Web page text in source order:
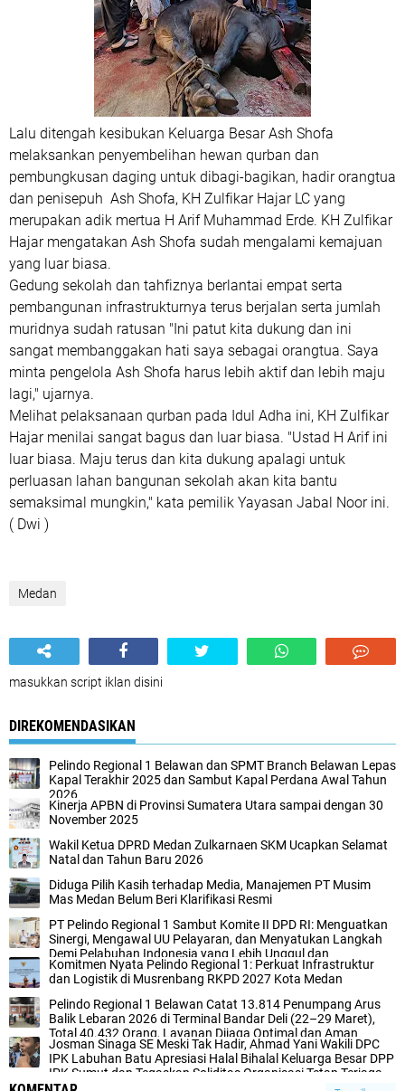
Lalu ditengah kesibukan Keluarga Besar Ash Shofa
melaksankan penyembelihan hewan qurban dan
pembungkusan daging untuk dibagi-bagikan, hadir orangtua
dan penisepuh Ash Shofa, KH Zulfikar Hajar LC yang
merupakan adik mertua H Arif Muhammad Erde. KH Zulfikar
Hajar mengatakan Ash Shofa sudah mengalami kemajuan
yang luar biasa.
Gedung sekolah dan tahfiznya berlantai empat serta
pembangunan infrastrukturnya terus berjalan serta jumlah
muridnya sudah ratusan "Ini patut kita dukung dan ini
sangat membanggakan hati saya sebagai orangtua. Saya
minta pengelola Ash Shofa harus lebih aktif dan lebih maju
lagi," ujarnya.
Melihat pelaksanaan qurban pada Idul Adha ini, KH Zulfikar
Hajar menilai sangat bagus dan luar biasa. "Ustad H Arif ini
luar biasa. Maju terus dan kita dukung apalagi untuk
perluasan lahan bangunan sekolah akan kita bantu
semaksimal mungkin," kata pemilik Yayasan Jabal Noor ini.
( Dwi )
Medan
masukkan script iklan disini
DIREKOMENDASIKAN
Pelindo Regional 1 Belawan dan SPMT Branch Belawan Lepas
Kapal Terakhir 2025 dan Sambut Kapal Perdana Awal Tahun
2026
Kinerja APBN di Provinsi Sumatera Utara sampai dengan 30
November 2025
Wakil Ketua DPRD Medan Zulkarnaen SKM Ucapkan Selamat
Natal dan Tahun Baru 2026
Diduga Pilih Kasih terhadap Media, Manajemen PT Musim
Mas Medan Belum Beri Klarifikasi Resmi
PT Pelindo Regional 1 Sambut Komite II DPD RI: Menguatkan
Sinergi, Mengawal UU Pelayaran, dan Menyatukan Langkah
Demi Pelabuhan Indonesia yang Lebih Unggul dan
Berkelanjutan
Komitmen Nyata Pelindo Regional 1: Perkuat Infrastruktur
dan Logistik di Musrenbang RKPD 2027 Kota Medan
Pelindo Regional 1 Belawan Catat 13.814 Penumpang Arus
Balik Lebaran 2026 di Terminal Bandar Deli (22–29 Maret),
Total 40.432 Orang, Layanan Dijaga Optimal dan Aman
Josman Sinaga SE Meski Tak Hadir, Ahmad Yani Wakili DPC
IPK Labuhan Batu Apresiasi Halal Bihalal Keluarga Besar DPP
IPK Sumut dan Tegaskan Soliditas Organisasi Tetap Terjaga
dan Kompak.